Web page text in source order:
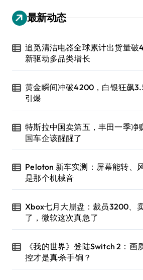
最新动态
追觅清洁电器全球累计出货量
新驱动多品类增长
黄金瞬间冲破4200，白银狂飙
引爆
特斯拉中国卖第五，丰田一季
国车企该醒醒了
Peloton 新车实测：屏幕能转、
是那个机械音
Xbox七月大崩盘：裁员3200、
了，微软这次真急了
《我的世界》登陆Switch 2：画
控才是真·杀手锏？